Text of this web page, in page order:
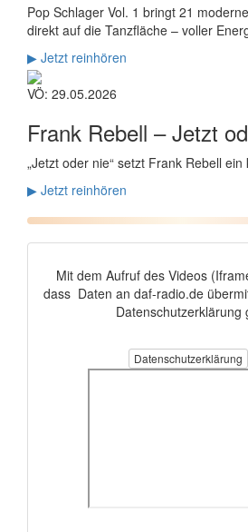
Pop Schlager Vol. 1 bringt 21
direkt auf die Tanzfläche – voller
▶ Jetzt reinhören
VÖ: 29.05.2026
Frank Rebell –Jetzt
„Jetzt oder nie“ setzt Frank Rebell
▶ Jetzt reinhören
Mit dem Aufruf des Videos
dass Daten an daf-radio.de
Datenschutzerklärung
Datenschutzerklärung